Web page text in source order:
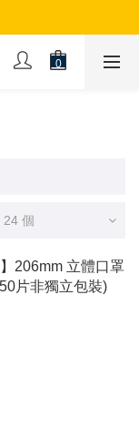
通知
24 個